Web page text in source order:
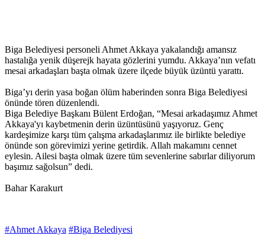
Biga Belediyesi personeli Ahmet Akkaya yakalandığı amansız
hastalığa yenik düşerejk hayata gözlerini yumdu. Akkaya’nın vefatı
mesai arkadaşları başta olmak üzere ilçede büyük üzüntü yarattı.
Biga’yı derin yasa boğan ölüm haberinden sonra Biga Belediyesi
önünde tören düzenlendi.
Biga Belediye Başkanı Bülent Erdoğan, “Mesai arkadaşımız Ahmet
Akkaya'yı kaybetmenin derin üzüntüsünü yaşıyoruz. Genç
kardeşimize karşı tüm çalışma arkadaşlarımız ile birlikte belediye
önünde son görevimizi yerine getirdik. Allah makamını cennet
eylesin. Ailesi başta olmak üzere tüm sevenlerine sabırlar diliyorum
başımız sağolsun” dedi.
Bahar Karakurt
#Ahmet Akkaya #Biga Belediyesi